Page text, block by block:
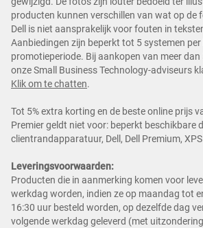
producten kunnen verschillen van wat op de
Dell is niet aansprakelijk voor fouten in
Aanbiedingen zijn beperkt tot 5 systemen
promotieperiode. Bij aankopen van meer dan
onze Small Business Technology-adviseurs
Klik om te chatten.
Tot 5% extra korting en de beste online prijs
Premier geldt niet voor: beperkt beschikbare
clientrandapparatuur, Dell, Dell Premium,
Leveringsvoorwaarden:
Producten die in aanmerking komen voor
werkdag worden, indien ze op maandag tot
16:30 uur besteld worden, op dezelfde dag
volgende werkdag geleverd (met